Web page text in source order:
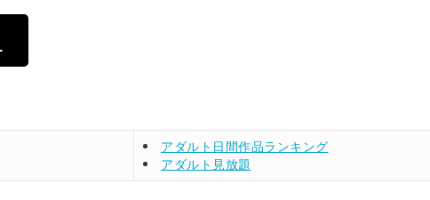
アダルト日間作品ランキング
アダルト見放題